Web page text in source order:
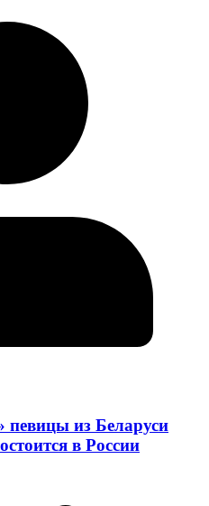
певицы из Беларуси
в России